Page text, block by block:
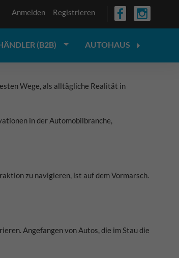
Anmelden Registrieren
(B2B) AUTOHAUS
Wege, als alltägliche Realität in
in der Automobilbranche,
zu navigieren, ist auf dem Vormarsch.
Angefangen von Autos, die im Stau die